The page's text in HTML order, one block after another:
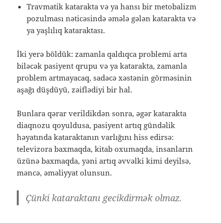
Travmatik katarakta və ya hansı bir metobalizm
pozulması nəticəsində əmələ gələn katarakta və
ya yaşlılıq kataraktası.
İki yerə böldük: zamanla qaldıqca problemi arta
biləcək pasiyent qrupu və ya katarakta, zamanla
problem artmayacaq, sadəcə xəstənin görməsinin
aşağı düşdüyü, zəiflədiyi bir hal.
Bunlara qərar verildikdən sonra, əgər katarakta
diaqnozu qoyuldusa, pasiyent artıq gündəlik
həyatında kataraktanın varlığını hiss edirsə:
televizora baxmaqda, kitab oxumaqda, insanların
üzünə baxmaqda, yəni artıq əvvəlki kimi deyilsə,
məncə, əməliyyat olunsun.
Çünki kataraktanı gecikdirmək olmaz.